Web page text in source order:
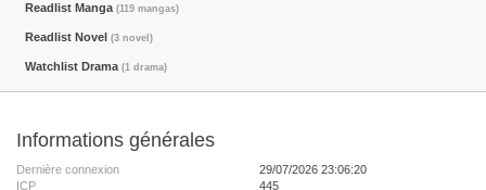
Readlist Manga (119 mangas)
Readlist Novel (3 novel)
Watchlist Drama (1 drama)
Informations générales
Dernière connexion
29/07/2026 23:06:20
ICP
445